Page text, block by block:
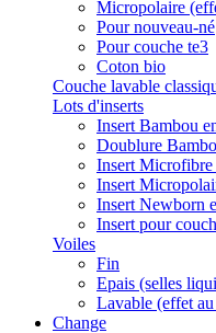
Micropolaire
Pour nouveau-né
Pour couche te3
Coton bio
Couche lavable
Lots d'inserts
Insert Bambou
Doublure
Insert Microfibre
Insert
Insert Newborn
Insert pour
Voiles
Fin
Epais (selles
Lavable (effet au
Change